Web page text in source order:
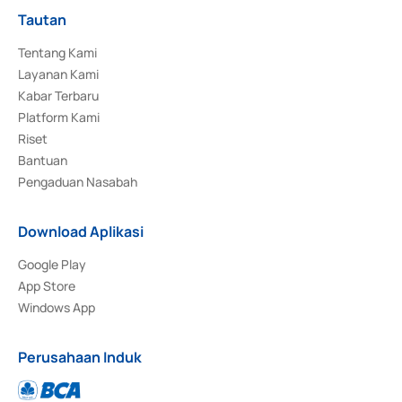
Tautan
Tentang Kami
Layanan Kami
Kabar Terbaru
Platform Kami
Riset
Bantuan
Pengaduan Nasabah
Download Aplikasi
Google Play
App Store
Windows App
Perusahaan Induk